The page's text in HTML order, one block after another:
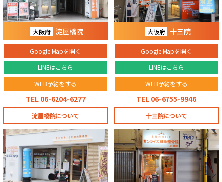
大阪府 淀屋橋院
Google Mapを開く
LINEはこちら
WEB予約をする
TEL 06-6204-6277
淀屋橋院について
大阪府 十三院
Google Mapを開く
LINEはこちら
WEB予約をする
TEL 06-6755-9946
十三院について